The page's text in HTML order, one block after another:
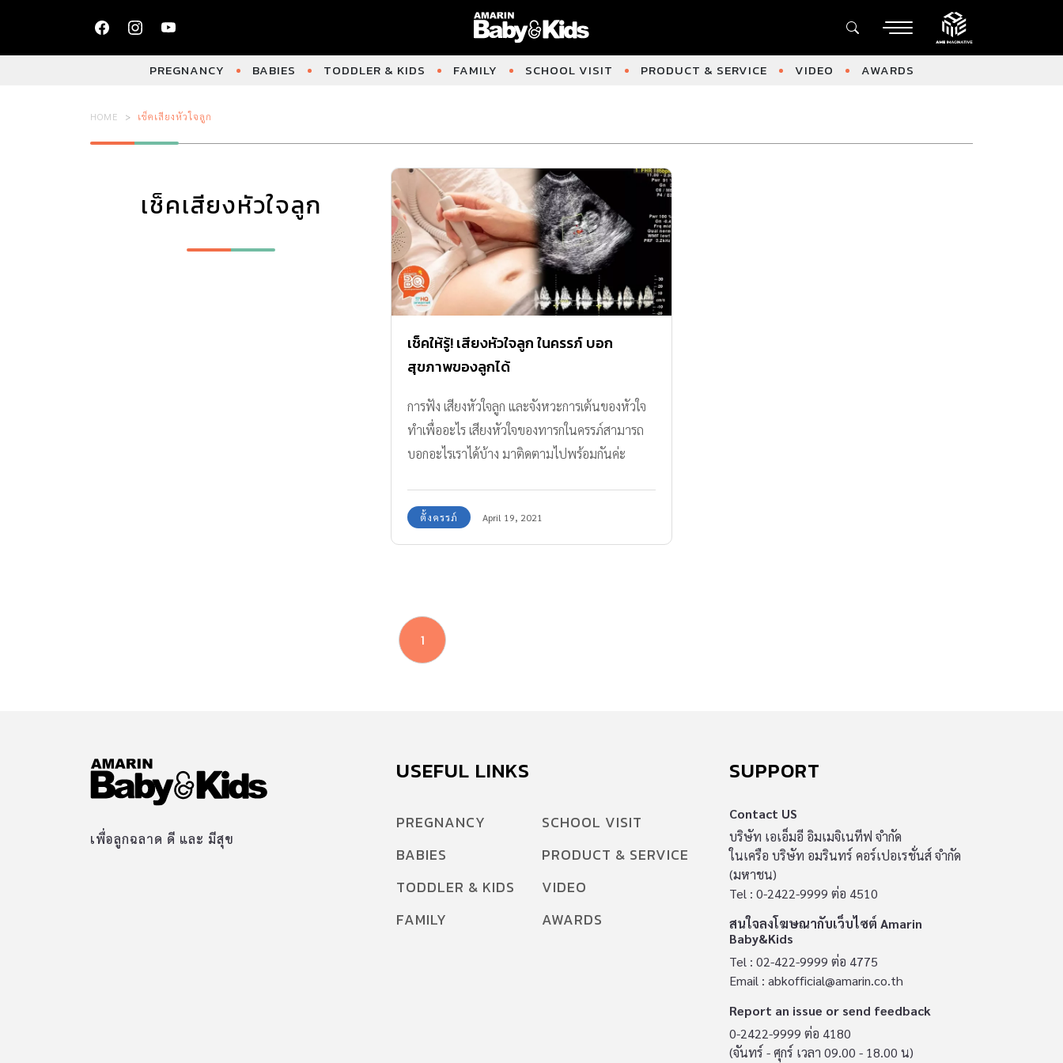
PREGNANCY BABIES TODDLER & KIDS FAMILY SCHOOL VISIT PRODUCT & SERVICE VIDEO AWARDS
HOME เช็คเสียงหัวใจลูก
เช็คเสียงหัวใจลูก
เช็คให้รู้! เสียงหัวใจลูก ในครรภ์ บอก
สุขภาพของลูกได้
การฟัง เสียงหัวใจลูก และจังหวะการเต้นของหัวใจ
ทำเพื่ออะไร เสียงหัวใจของทารกในครรภ์สามารถ
บอกอะไรเราได้บ้าง มาติดตามไปพร้อมกันค่ะ
ตั้งครรภ์ April 19, 2021
1
เพื่อลูกฉลาด ดี และ มีสุข
USEFUL LINKS
PREGNANCY
BABIES
TODDLER & KIDS
FAMILY
SCHOOL VISIT
PRODUCT & SERVICE
VIDEO
AWARDS
SUPPORT
Contact US
บริษัท เอเอ็มอี อิมเมจิเนทีฟ จำกัด
ในเครือ บริษัท อมรินทร์ คอร์เปอเรชั่นส์ จำกัด
(มหาชน)
Tel : 0-2422-9999 ต่อ 4510
สนใจลงโฆษณากับเว็บไซต์ Amarin
Baby&Kids
Tel : 02-422-9999 ต่อ 4775
Email : abkofficial@amarin.co.th
Report an issue or send feedback
0-2422-9999 ต่อ 4180
(จันทร์ - ศุกร์ เวลา 09.00 - 18.00 น)